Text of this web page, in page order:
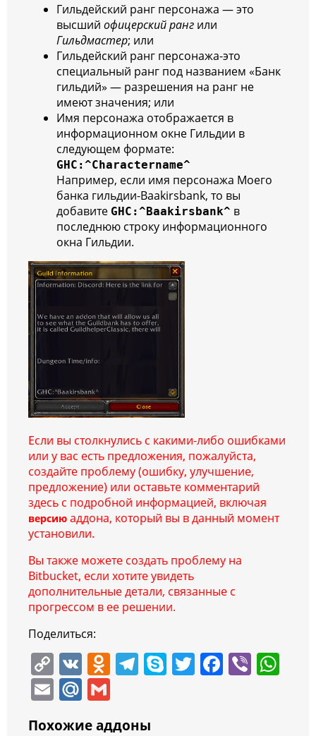
Гильдейский ранг персонажа — это
высший офицерский ранг или
Гильдмастер; или
Гильдейский ранг персонажа-это
специальный ранг под названием «Банк
гильдий» — разрешения на ранг не
имеют значения; или
Имя персонажа отображается в
информационном окне Гильдии в
следующем формате:
GHC:^Charactername^
Например, если имя персонажа Моего
банка гильдии-Baakirsbank, то вы
добавите GHC:^Baakirsbank^ в
последнюю строку информационного
окна Гильдии.
Если вы столкнулись с какими-либо ошибками
или у вас есть предложения, пожалуйста,
создайте проблему (ошибку, улучшение,
предложение) или оставьте комментарий
здесь с подробной информацией, включая
версию аддона, который вы в данный момент
установили.
Вы также можете создать проблему на
Bitbucket, если хотите увидеть
дополнительные детали, связанные с
прогрессом в ее решении.
Поделиться:
C
o
p
V
K
O T S T F Vi
E M
Похожие аддоны